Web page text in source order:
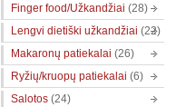
Finger food/Užkandžiai (28)
Lengvi dietiški užkandžiai (22)
Makaronų patiekalai (26)
Ryžių/kruopų patiekalai (6)
Salotos (24)